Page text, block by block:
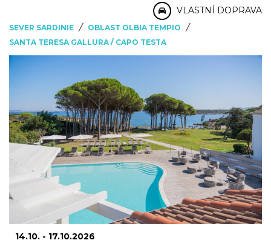
VLASTNÍ DOPRAVA
SEVER SARDINIE / OBLAST OLBIA TEMPIO /
SANTA TERESA GALLURA / CAPO TESTA
14.10. - 17.10.2026